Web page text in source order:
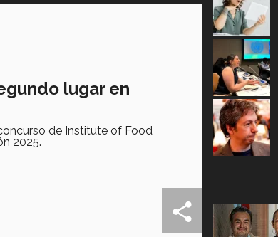
lugar en
de Institute of Food
2025.